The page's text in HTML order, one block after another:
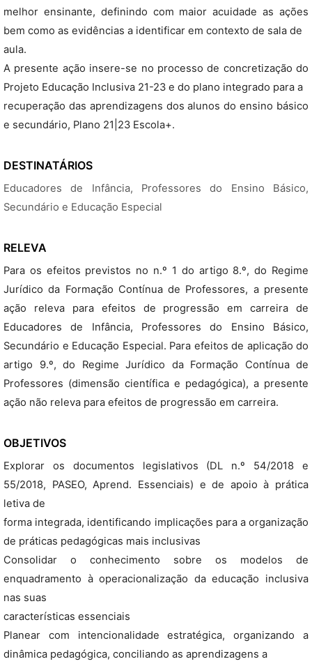
melhor ensinante, definindo com maior acuidade as ações
bem como as evidências a identificar em contexto de sala de
aula.
A presente ação insere-se no processo de concretização do
Projeto Educação Inclusiva 21-23 e do plano integrado para a
recuperação das aprendizagens dos alunos do ensino básico
e secundário, Plano 21|23 Escola+.
DESTINATÁRIOS
Educadores de Infância, Professores do Ensino Básico,
Secundário e Educação Especial
RELEVA
Para os efeitos previstos no n.º 1 do artigo 8.º, do Regime
Jurídico da Formação Contínua de Professores, a presente
ação releva para efeitos de progressão em carreira de
Educadores de Infância, Professores do Ensino Básico,
Secundário e Educação Especial. Para efeitos de aplicação do
artigo 9.º, do Regime Jurídico da Formação Contínua de
Professores (dimensão científica e pedagógica), a presente
ação não releva para efeitos de progressão em carreira.
OBJETIVOS
Explorar os documentos legislativos (DL n.º 54/2018 e
55/2018, PASEO, Aprend. Essenciais) e de apoio à prática
letiva de
forma integrada, identificando implicações para a organização
de práticas pedagógicas mais inclusivas
Consolidar o conhecimento sobre os modelos de
enquadramento à operacionalização da educação inclusiva
nas suas
características essenciais
Planear com intencionalidade estratégica, organizando a
dinâmica pedagógica, conciliando as aprendizagens a